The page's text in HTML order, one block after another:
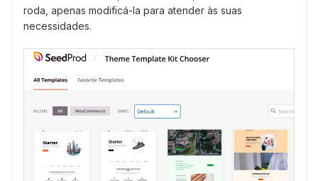
roda, apenas modificá-la para atender às suas
necessidades.